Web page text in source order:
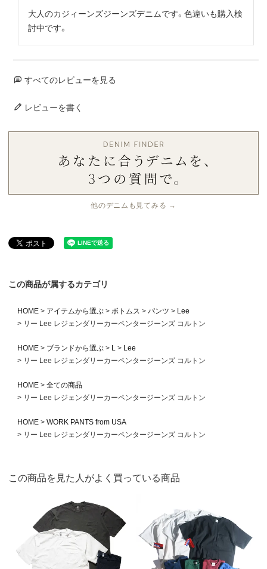
大人のカジィーンズジーンズデニムです。色違いも購入検
討中です。
すべてのレビューを見る
レビューを書く
他のデニムも見てみる →
この商品が属するカテゴリ
HOME アイテムから選ぶ ボトムス パンツ
Lee
リー Lee レジェンダリーカーペンタージーンズ コルトン
HOME ブランドから選ぶ L
Lee
リー Lee レジェンダリーカーペンタージーンズ コルトン
HOME
全ての商品
リー Lee レジェンダリーカーペンタージーンズ コルトン
HOME
WORK PANTS from USA
リー Lee レジェンダリーカーペンタージーンズ コルトン
この商品を見た人がよく買っている商品